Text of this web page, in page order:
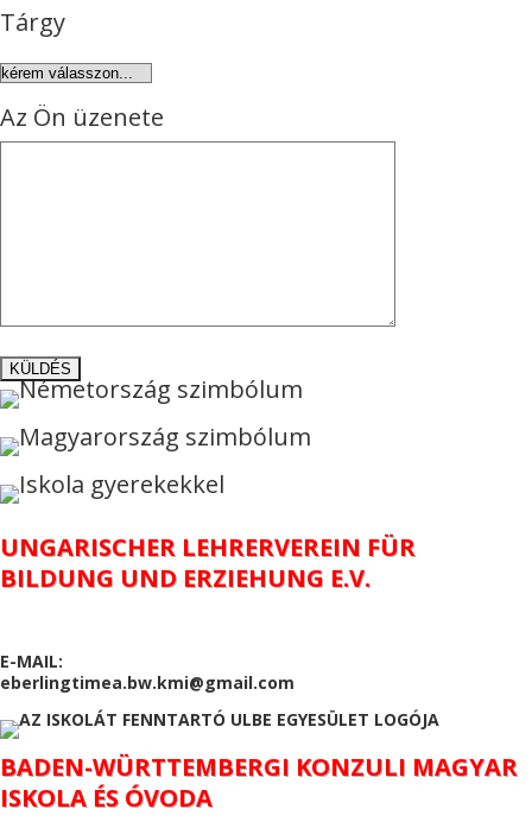
Tárgy
Az Ön üzenete
UNGARISCHER LEHRERVEREIN FÜR
BILDUNG UND ERZIEHUNG E.V.
E-MAIL:
eberlingtimea.bw.kmi@gmail.com
BADEN-WÜRTTEMBERGI KONZULI MAGYAR
ISKOLA ÉS ÓVODA